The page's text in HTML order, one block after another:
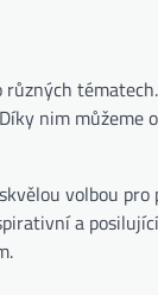
nim
volbou
a